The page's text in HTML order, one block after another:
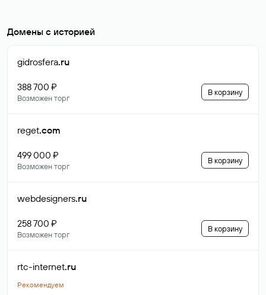
Домены с историей
gidrosfera.ru
388 700 ₽
Возможен торг
В корзину
reget.com
499 000 ₽
Возможен торг
В корзину
webdesigners.ru
258 700 ₽
Возможен торг
В корзину
rtc-internet.ru
Рекомендуем